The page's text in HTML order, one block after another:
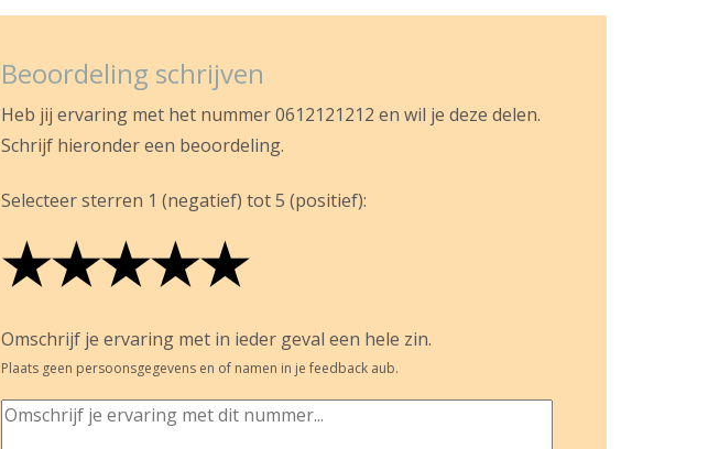
Beoordeling schrijven
Heb jij ervaring met het nummer 0612121212 en wil je deze delen.
Schrijf hieronder een beoordeling.
Selecteer sterren 1 (negatief) tot 5 (positief):
★
★★
★★★
★★★★
★★★★★
Omschrijf je ervaring met in ieder geval een hele zin.
Plaats geen persoonsgegevens en of namen in je feedback aub.